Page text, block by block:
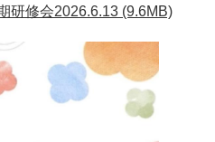
研修会2026.6.13 (9.6MB)